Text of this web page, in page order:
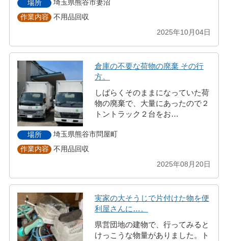
場所
埼玉県熊谷市妻沼
作業内容
不用品回収
2025年10月04日
倉庫の不要な荷物の廃棄 その行
方。
しばらくそのままになっていた荷
物の廃棄で、大量にあったので２
トントラック２台をお…
場所
埼玉県熊谷市問屋町
作業内容
不用品回収
2025年08月20日
実家の大そうじで片付けた物を便
利屋さんに…。
県営団地の建物で、行ってみると
けっこうな物量がありました。ト